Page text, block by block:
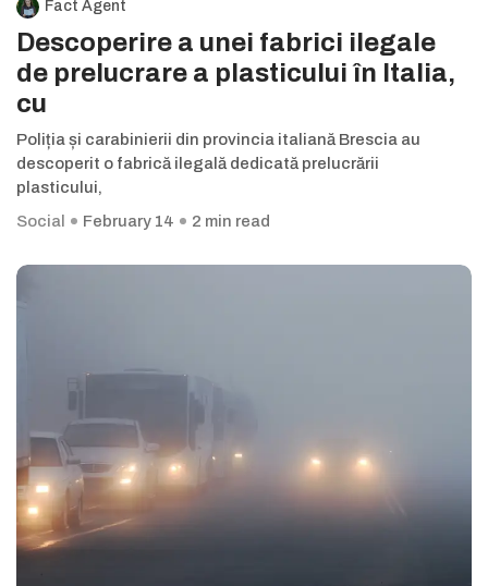
Fact Agent
Descoperire a unei fabrici ilegale
de prelucrare a plasticului în Italia,
cu
Poliția și carabinierii din provincia italiană Brescia au
descoperit o fabrică ilegală dedicată prelucrării
plasticului,
Social
February 14 2 min read